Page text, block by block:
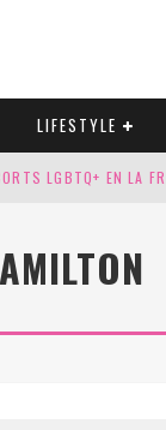
LIFESTYLE
LGBTQ+ EN LA
LGTB